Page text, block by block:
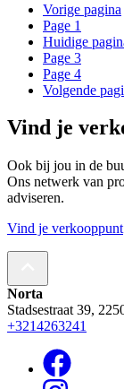
Vorige pagina
Page 1
Huidige
Page 3
Page 4
Volgende
Vind je
Ook bij jou in de
Ons netwerk van
adviseren.
Vind je verkooppunt
Norta
Stadsestraat 39,
+3214263241